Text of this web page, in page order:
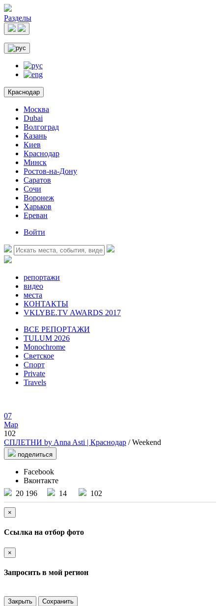
Разделы
Краснодар
Москва
Dubai
Волгоград
Казань
Киев
Краснодар
Минск
Ростов-на-Дону
Саратов
Сочи
Воронеж
Харьков
Ереван
Войти
репортажи
видео
места
КОНТАКТЫ
VKLYBE.TV AWARDS 2017
ВСЕ РЕПОРТАЖИ
TULUM 2026
Monochrome
Светское
Спорт
Private
Travels
07
Мар
102
СПЛЕТНИ by Anna Asti | Краснодар / Weekend
поделиться
Facebook
Вконтакте
20 196
14 102
×
Ссылка на отбор фото
×
Запросить в мой регион
Закрыть Сохранить